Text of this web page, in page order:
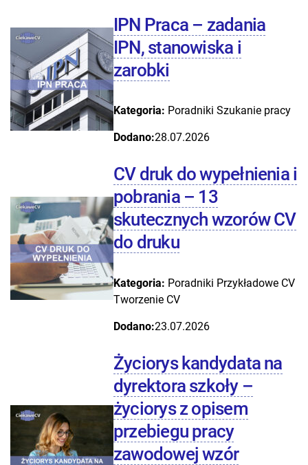
IPN Praca – zadania
IPN, stanowiska i
zarobki
Kategoria: Poradniki Szukanie pracy
Dodano:28.07.2026
CV druk do wypełnienia i
pobrania – 13
skutecznych wzorów CV
do druku
Kategoria: Poradniki Przykładowe CV
Tworzenie CV
Dodano:23.07.2026
Życiorys kandydata na
dyrektora szkoły –
życiorys z opisem
przebiegu pracy
zawodowej wzór